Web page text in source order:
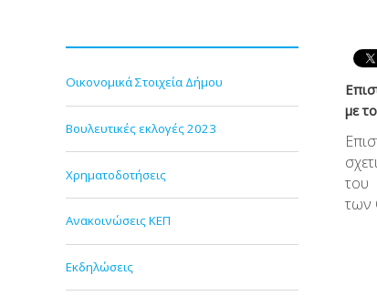
Οικονομικά Στοιχεία Δήμου
Βουλευτικές εκλογές 2023
Χρηματοδοτήσεις
Ανακοινώσεις ΚΕΠ
Εκδηλώσεις
με
του
των